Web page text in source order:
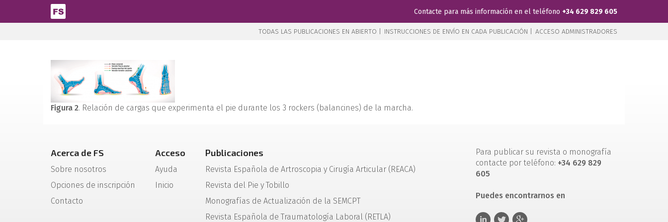
Pasar al contenido principal
Contacte para más información en el teléfono +34 629 829 605
TODAS LAS PUBLICACIONES EN ABIERTO | INSTRUCCIONES DE ENVÍO EN CADA PUBLICACIÓN | ACCESO ADMINISTRADORES
Figura 2. Relación de cargas que experimenta el pie durante los 3 rockers (balancines) de la marcha.
Acerca de FS
Sobre nosotros
Opciones de inscripción
Contacto
Acceso
Ayuda
Inicio
Publicaciones
Revista Española de Artroscopia y Cirugía Articular (REACA)
Revista del Pie y Tobillo
Monografías de Actualización de la SEMCPT
Revista Española de Traumatología Laboral (RETLA)
Para publicar su revista o monografía
contacte por teléfono: +34 629 829
605
Puedes encontrarnos en